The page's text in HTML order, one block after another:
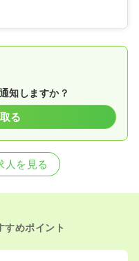
知しますか？
る
人を見る
すめポイント